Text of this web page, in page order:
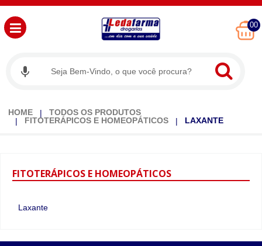
00
HOME
TODOS OS PRODUTOS
FITOTERÁPICOS E HOMEOPÁTICOS
LAXANTE
FITOTERÁPICOS E HOMEOPÁTICOS
Laxante